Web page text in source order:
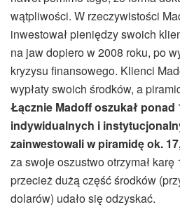
wątpliwości. W rzeczywistości
inwestował pieniędzy swoich
na jaw dopiero w 2008 roku, po
kryzysu finansowego. Klienci
wypłaty swoich środków, a
Łącznie Madoff oszukał ponad
indywidualnych i
zainwestowali w piramidę ok.
za swoje oszustwo otrzymał
przecież dużą część środków
dolarów) udało się odzyskać.